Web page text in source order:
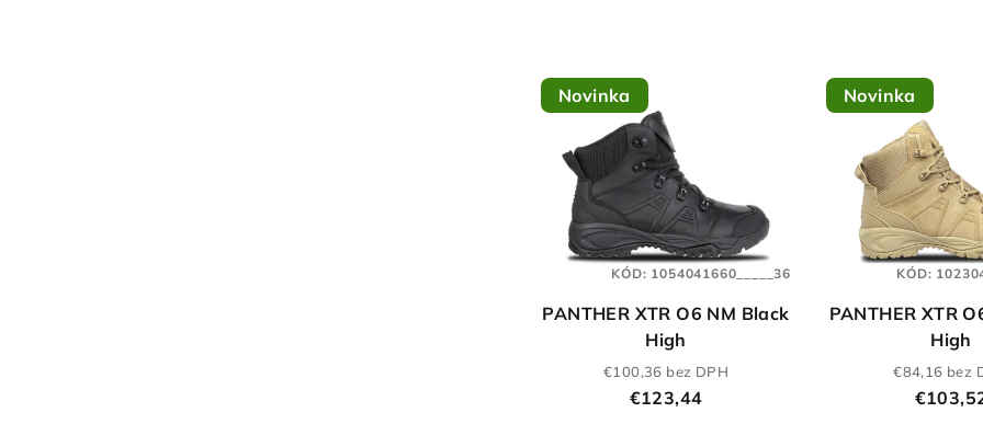
Novinka
PANTHER XTR O6 NM Black
High
€100,36 bez DPH
€123,44
KÓD: 1054041660_____36
Novinka
PANTHER XTR
High
€84,16 bez
KÓD: